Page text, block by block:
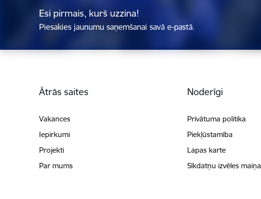
Esi pirmais, kurš uzzina!
Piesakies jaunumu saņemšanai savā e-pastā.
Ātrās saites
Vakances
Iepirkumi
Projekti
Par mums
Noderīgi
Privātuma politika
Piekļūstamība
Lapas karte
Sīkdatņu izvēles maiņa